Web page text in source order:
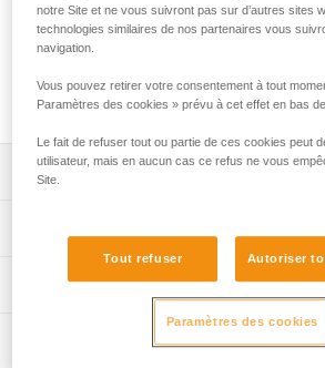
ouverture est idéal pour se connecter
métalliques ou aux câbles et barreaux
GRILLON MGO est disponible en deux
européennes.
Descriptif
d’ajuster précisément la longueur
positionner confortablement au poste
S’utilise à simple sur le point
lorsque l’amarrage est situé au-dessus
Certification(s): ANSI Z359.3, CSA
EAC, GB 24543/WQX
Informations techniques
Télécharger le pdf technical-notice-
notre Site et ne vous suivront pas sur d’autres sites
technologies similaires de nos partenaires vous
navigation.
Vous pouvez retirer votre consentement à tout
Paramètres des cookies » prévu à cet effet en bas
Le fait de refuser tout ou partie de ces cookies peut
utilisateur, mais en aucun cas ce refus ne vous
Site.
Tout refuser Autoriser
Paramètres des cookies